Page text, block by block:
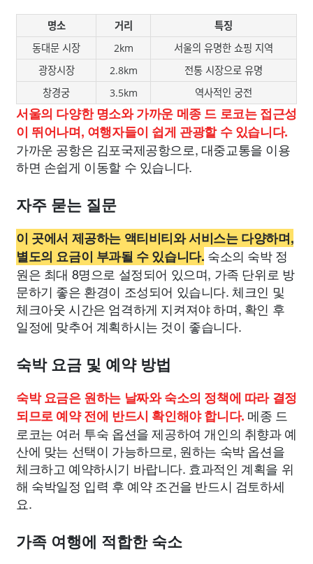
명소 거리
특징
동대문 시장
2km
서울의 유명한 쇼핑 지역
광장시장
2.8km
전통 시장으로 유명
창경궁
3.5km 역사적인 궁전
서울의 다양한 명소와 가까운 메종 드 로코는 접근성
이 뛰어나며, 여행자들이 쉽게 관광할 수 있습니다.
가까운 공항은 김포국제공항으로, 대중교통을 이용
하면 손쉽게 이동할 수 있습니다.
자주 묻는 질문
이 곳에서 제공하는 액티비티와 서비스는 다양하며,
별도의 요금이 부과될 수 있습니다. 숙소의 숙박 정
원은 최대 8명으로 설정되어 있으며, 가족 단위로 방
문하기 좋은 환경이 조성되어 있습니다. 체크인 및
체크아웃 시간은 엄격하게 지켜져야 하며, 확인 후
일정에 맞추어 계획하시는 것이 좋습니다.
숙박 요금 및 예약 방법
숙박 요금은 원하는 날짜와 숙소의 정책에 따라 결정
되므로 예약 전에 반드시 확인해야 합니다. 메종 드
로코는 여러 투숙 옵션을 제공하여 개인의 취향과 예
산에 맞는 선택이 가능하므로, 원하는 숙박 옵션을
체크하고 예약하시기 바랍니다. 효과적인 계획을 위
해 숙박일정 입력 후 예약 조건을 반드시 검토하세
요.
가족 여행에 적합한 숙소